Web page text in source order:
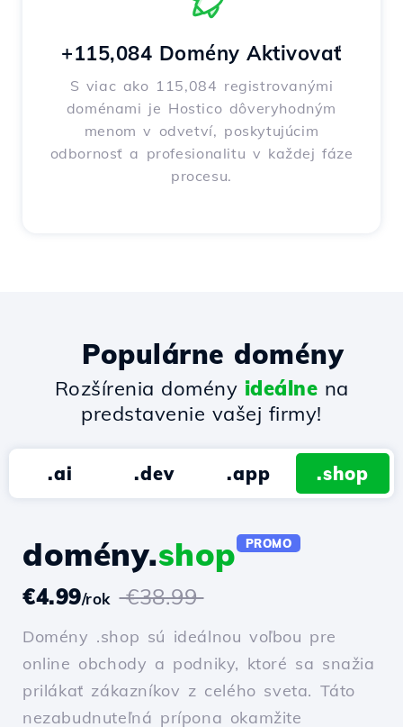
+115,084 Domény Aktivovať
S viac ako 115,084 registrovanými
doménami je Hostico dôveryhodným
menom v odvetví, poskytujúcim
odbornosť a profesionalitu v každej fáze
procesu.
Populárne domény
Rozšírenia domény ideálne na
predstavenie vašej firmy!
.ai .dev .app .shop
domény.shop PROMO
€4.99/rok €38.99
Domény .shop sú ideálnou voľbou pre
online obchody a podniky, ktoré sa snažia
prilákať zákazníkov z celého sveta. Táto
nezabudnuteľná prípona okamžite